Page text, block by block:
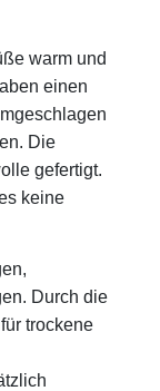
warm und
einen
Die
gefertigt.
keine
Durch die
trockene